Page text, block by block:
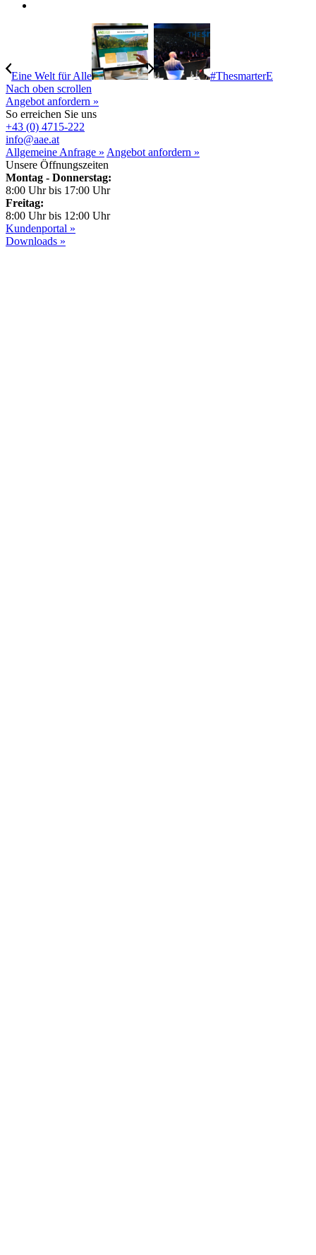
Eine Welt für Alle
#ThesmarterE
Nach oben scrollen
Angebot anfordern »
So erreichen Sie uns
+43 (0) 4715-222
info@aae.at
Allgemeine Anfrage » Angebot anfordern »
Unsere Öffnungszeiten
Montag - Donnerstag:
8:00 Uhr bis 17:00 Uhr
Freitag:
8:00 Uhr bis 12:00 Uhr
Kundenportal »
Downloads »